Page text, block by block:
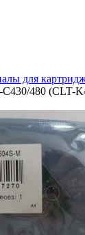
для
C430/480 (СLT-